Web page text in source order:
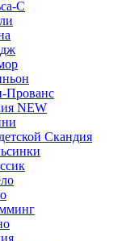
С
Прованс
NEW
Скандия